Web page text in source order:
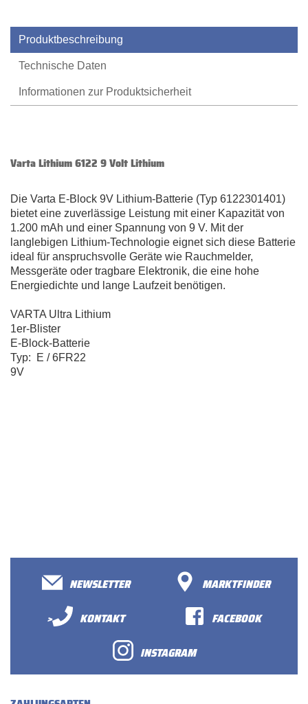
Produktbeschreibung
Technische Daten
Informationen zur Produktsicherheit
Varta Lithium 6122 9 Volt Lithium
Die Varta E-Block 9V Lithium-Batterie (Typ 6122301401)
bietet eine zuverlässige Leistung mit einer Kapazität von
1.200 mAh und einer Spannung von 9 V. Mit der
langlebigen Lithium-Technologie eignet sich diese Batterie
ideal für anspruchsvolle Geräte wie Rauchmelder,
Messgeräte oder tragbare Elektronik, die eine hohe
Energiedichte und lange Laufzeit benötigen.
VARTA Ultra Lithium
1er-Blister
E-Block-Batterie
Typ: E /6FR22
9V
NEWSLETTER
MARKTFINDER
>
KONTAKT
FACEBOOK
INSTAGRAM